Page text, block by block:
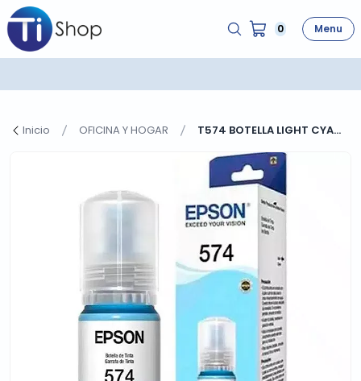
0 Menu
Inicio OFICINA Y HOGAR T574 BOTELLA LIGHT CYA...